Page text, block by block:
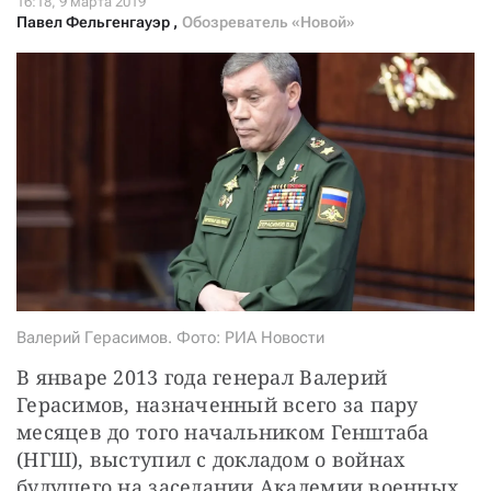
Павел Фельгенгауэр , Обозреватель «Новой»
Валерий Герасимов. Фото: РИА Новости
В январе 2013 года генерал Валерий
Герасимов, назначенный всего за пару
месяцев до того начальником Генштаба
(НГШ), выступил с докладом о войнах
СТАТЬ СОУЧАСТНИКОМ
Если у вас есть вопросы, пишите donate@novayagazeta.ruили